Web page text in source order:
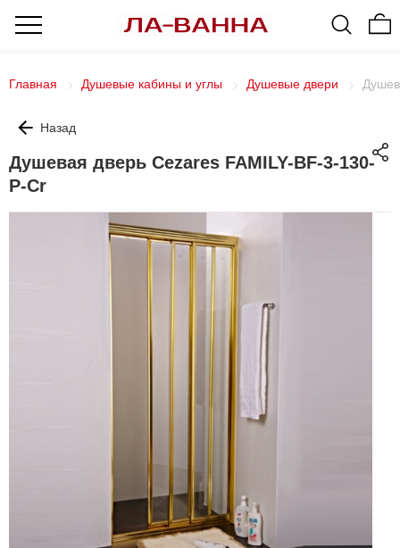
Главная Душевые кабины и углы Душевые двери
Назад
Душевая дверь Cezares FAMILY-BF-3-130-
P-Cr